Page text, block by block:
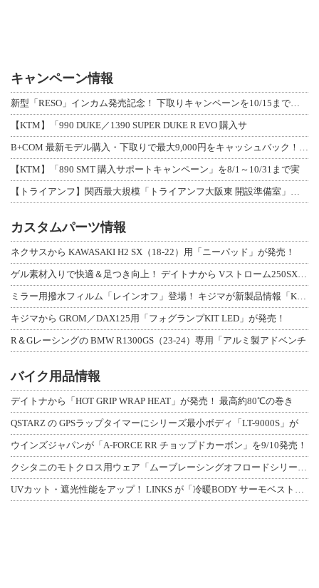
キャンペーン情報
【KTM】「990 DUKE／1390 SUPER DUKE R EVO 購入サ
【KTM】「890 SMT 購入サポートキャンペーン」を8/1～10/31まで実
カスタムパーツ情報
ネクサスから KAWASAKI H2 SX（18-22）用「ニーパッド」が発売！
キジマから GROM／DAX125用「フォグランプKIT LED」が発売！
R＆Gレーシングの BMW R1300GS（23-24）専用「アルミ製アドベンチ
バイク用品情報
デイトナから「HOT GRIP WRAP HEAT」が発売！ 最高約80℃の巻き
QSTARZ の GPSラップタイマーにシリーズ最小ボディ「LT-9000S」が
ウインズジャパンが「A-FORCE RR チョップドカーボン」を9/10発売！